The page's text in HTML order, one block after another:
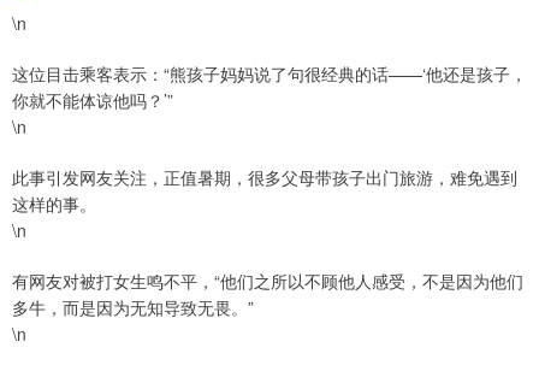
\n
这位目击乘客表示：“熊孩子妈妈说了句很经典的话——‘他还是孩子，
你就不能体谅他吗？’”
\n
此事引发网友关注，正值暑期，很多父母带孩子出门旅游，难免遇到
这样的事。
\n
有网友对被打女生鸣不平，“他们之所以不顾他人感受，不是因为他们
多牛，而是因为无知导致无畏。”
\n